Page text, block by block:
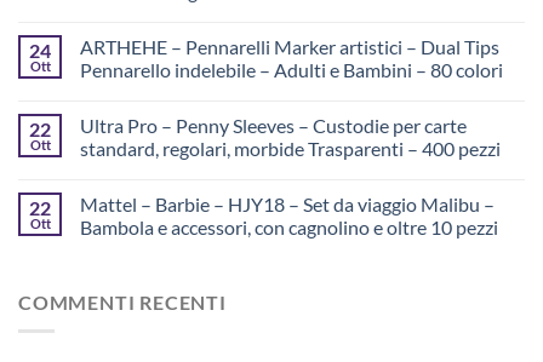
24
Ott
ARTHEHE – Pennarelli Marker artistici – Dual Tips
Pennarello indelebile – Adulti e Bambini – 80 colori
22
Ott
Ultra Pro – Penny Sleeves – Custodie per carte
standard, regolari, morbide Trasparenti – 400 pezzi
22
Ott
Mattel – Barbie – HJY18 – Set da viaggio Malibu –
Bambola e accessori, con cagnolino e oltre 10 pezzi
COMMENTI RECENTI